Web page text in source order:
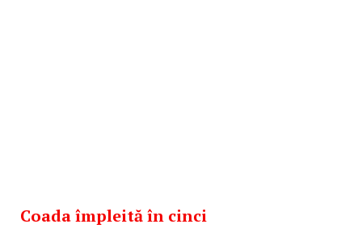
Coada împleită în cinci